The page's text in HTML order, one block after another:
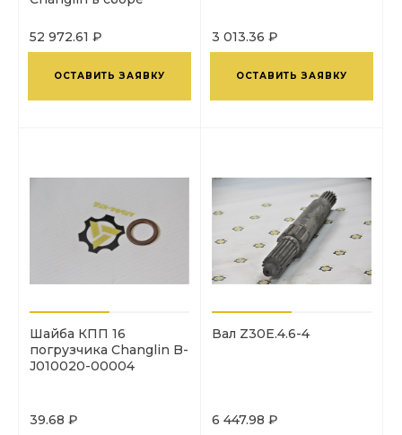
52 972.61 ₽
ОСТАВИТЬ ЗАЯВКУ
3 013.36 ₽
ОСТАВИТЬ ЗАЯВКУ
Шайба КПП 16
погрузчика Changlin B-
J010020-00004
39.68 ₽
Вал Z30E.4.6-4
6 447.98 ₽